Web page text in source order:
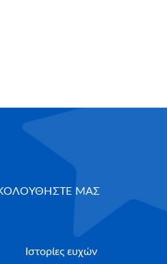
ΜΑΣ
Ιστορίες ευχών